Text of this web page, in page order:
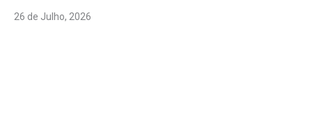
26 de Julho, 2026